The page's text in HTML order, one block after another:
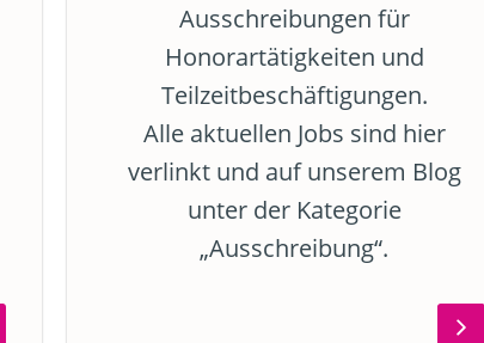
Ausschreibungen für
Honorartätigkeiten und
Teilzeitbeschäftigungen.
Alle aktuellen Jobs sind hier
verlinkt und auf unserem Blog
unter der Kategorie
„Ausschreibung“.